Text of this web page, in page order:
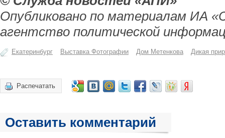
Опубликовано по материалам ИА
агентство политической
Екатеринбург Выставка Фотографии Дом Метенкова Дикая
Распечатать
Оставить комментарий